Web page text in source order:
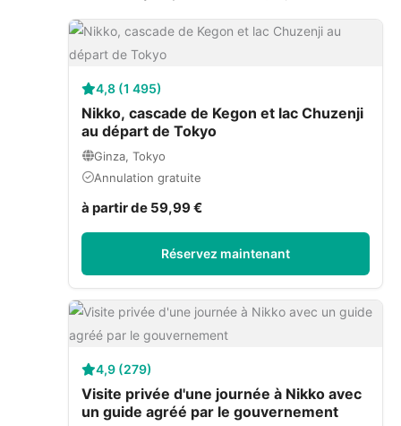
4,8 (1 495)
Nikko, cascade de Kegon et lac Chuzenji
au départ de Tokyo
Ginza, Tokyo
Annulation gratuite
à partir de 59,99 €
Réservez maintenant
4,9 (279)
Visite privée d'une journée à Nikko avec
un guide agréé par le gouvernement